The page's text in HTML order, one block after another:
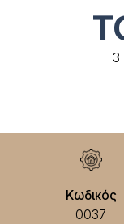
3
Κωδικός
0037